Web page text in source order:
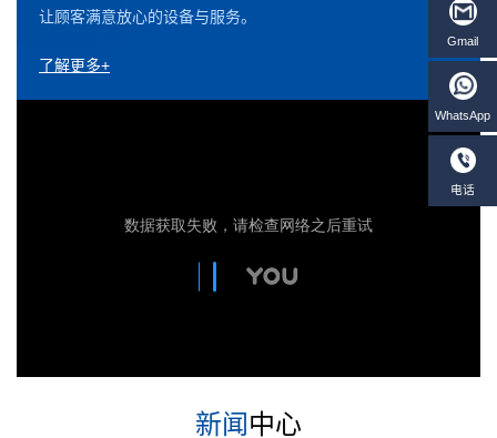
让顾客满意放心的设备与服务。
了解更多+
新闻 中心